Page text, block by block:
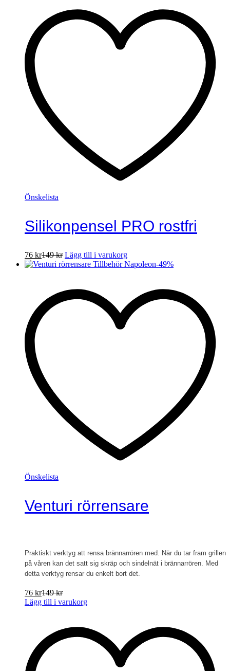
Önskelista
Silikonpensel PRO rostfri
76 kr149kr Lägg till i varukorg
-49%
Önskelista
Venturi rörrensare
Praktiskt verktyg att rensa brännarrören med. När du tar fram grillen
på våren kan det satt sig skräp och sindelnät i brännarrören. Med
detta verktyg rensar du enkelt bort det.
76 kr149kr
Lägg till i varukorg